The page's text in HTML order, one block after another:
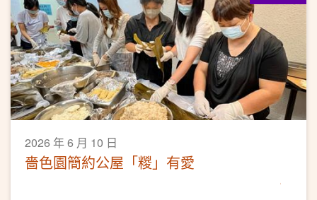
2026 年 6 月 10 日
嗇色園簡約公屋「糉」有愛